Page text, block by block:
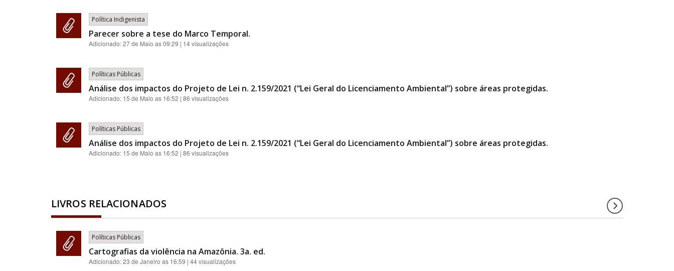
Política Indigenista
Parecer sobre a tese do Marco Temporal.
Adicionado:27 de Maio as 09:29 | 14 visualizações
Políticas Públicas
Análise dos impactos do Projeto de Lei n. 2.159/2021 (“Lei Geral do Licenciamento Ambiental”) sobre áreas protegidas.
Adicionado: 15 de Maio as 16:52 | 86 visualizações
Políticas Públicas
Análise dos impactos do Projeto de Lei n. 2.159/2021 (“Lei Geral do Licenciamento Ambiental”) sobre áreas protegidas.
Adicionado: 15 de Maio as 16:52 | 86 visualizações
LIVROS RELACIONADOS
Políticas Públicas
Cartografias da violência na Amazônia. 3a. ed.
Adicionado:23 de Janeiro as 16:59 | 44 visualizações